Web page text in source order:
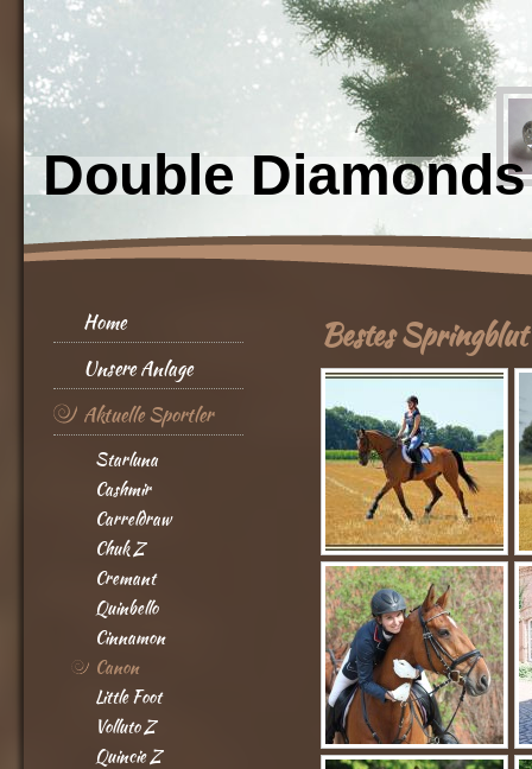
Double Diamonds
Home
Unsere Anlage
Aktuelle Sportler
Starluna
Cashmir
Carreldraw
Chuk Z
Cremant
Quinbello
Cinnamon
Canon
Little Foot
Volluto Z
Quincie Z
Bestes Springblut